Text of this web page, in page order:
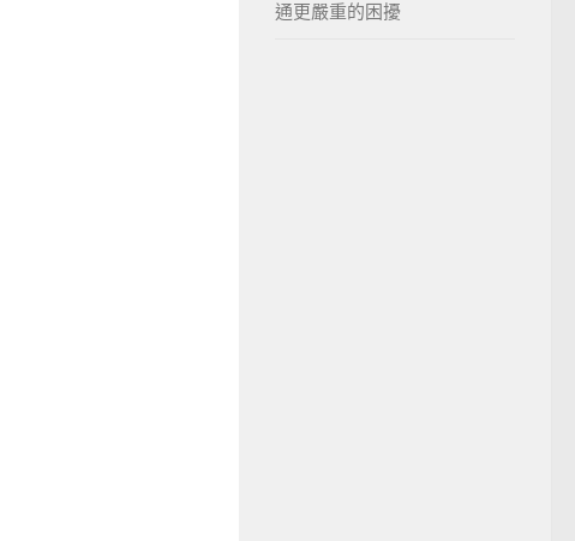
通更嚴重的困擾